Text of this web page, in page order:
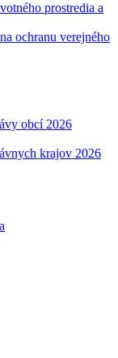
prostredia a
ochranu verejného
obcí 2026
krajov 2026